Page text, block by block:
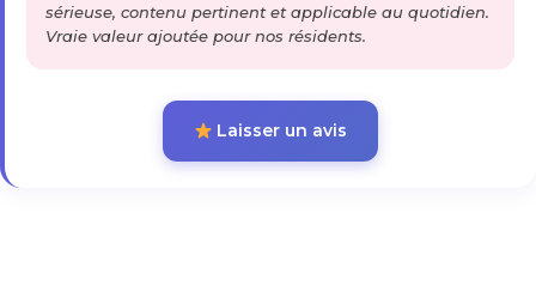
sérieuse, contenu pertinent et applicable au quotidien.
Vraie valeur ajoutée pour nos résidents.
Laisser un avis